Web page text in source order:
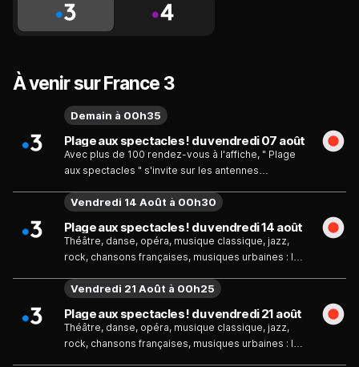
À venir sur France 3
Plage aux spectacles ! du vendredi 07 août
Avec plus de 100 rendez-vous à l'affiche, " Plage
aux spectacles " s'invite sur les antennes
au cœur des plus grands festivals sont proposés
Théâtre, Danse, Opéra, Musique classique, Jazz,
Rock, Chansons françaises, Musiques urbaines...
"Plage aux spectacles !" occupe toutes les plages
culturelles ! Rendez-vous tout au long de l'été...
Demain à 00h35
Plage aux spectacles ! du vendredi 14 août
Théâtre, danse, opéra, musique classique, jazz,
rock, chansons françaises, musiques urbaines : le
chaque semaine, "Plage aux spectacles !" propose
au spectacle sous toutes ses formes. Soit plus de
100 rendez-vous tout au long de l'été.
Vendredi 14 Août à 00h30
Plage aux spectacles ! du vendredi 21 août
Théâtre, danse, opéra, musique classique, jazz,
rock, chansons françaises, musiques urbaines : le
Vendredi 21 Août à 00h25